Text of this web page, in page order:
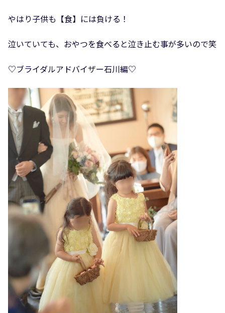
やはり子供も【食】には負ける！
泣いていても、おやつを食べると泣き止む事が多いので笑
♡ブライダルアドバイザー石川編♡